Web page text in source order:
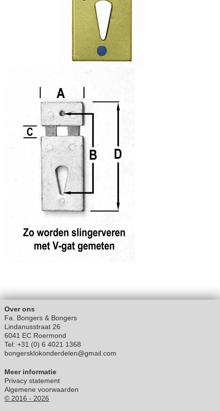
Over ons
Fa. Bongers & Bongers
Lindanusstraat 26
6041 EC Roermond
Tel: +31 (0) 6 4021 1368
bongersklokonderdelen@gmail.com
Meer informatie
Privacy statement
Algemene voorwaarden
© 2016 - 2026